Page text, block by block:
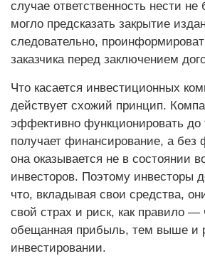
случае ответственность нести не
могло предсказать закрытие
следовательно,
заказчика перед заключением
Что касается инвестиционных
действует схожий принцип.
эффективно функционировать до
получает финансирование, а без
она оказывается не в состоянии
инвесторов. Поэтому инвесторы
что, вкладывая свои средства,
свой страх и риск, как правило
обещанная прибыль, тем выше и
инвестировании.